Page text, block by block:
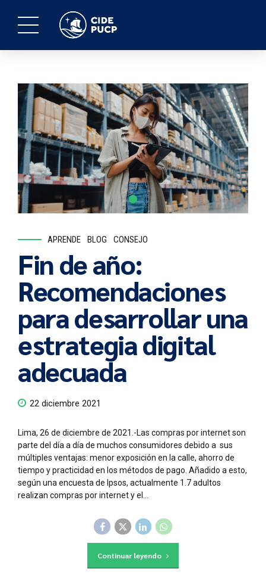
APRENDE BLOG CONSEJO
Fin de año:
Recomendaciones
para desarrollar una
estrategia digital
adecuada
22 diciembre 2021
Lima, 26 de diciembre de 2021.-Las compras por internet son
parte del día a día de muchos consumidores debido a sus
múltiples ventajas: menor exposición en la calle, ahorro de
tiempo y practicidad en los métodos de pago. Añadido a esto,
según una encuesta de Ipsos, actualmente 1.7 adultos
realizan compras por internet y el...
Continuar leyendo